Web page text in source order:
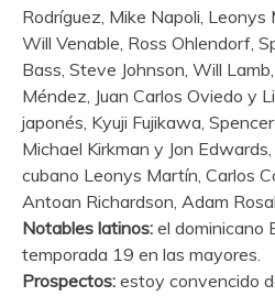
Rodríguez, Mike Napoli, Leonys
Will Venable, Ross Ohlendorf,
Bass, Steve Johnson, Will
Méndez, Juan Carlos Oviedo y
japonés, Kyuji Fujikawa,
Michael Kirkman y Jon
cubano Leonys Martín, Carlos
Antoan Richardson, Adam
Notables latinos: el dominicano
temporada 19 en las mayores.
Prospectos: estoy convencido